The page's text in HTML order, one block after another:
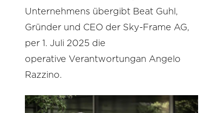
Unternehmens übergibt Beat Guhl,
Gründer und CEO der Sky-Frame AG,
per 1. Juli 2025 die
operative Verantwortungan Angelo
Razzino.